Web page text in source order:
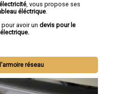
, vous propose ses
éléctrique.
avoir un devis pour le
réseau